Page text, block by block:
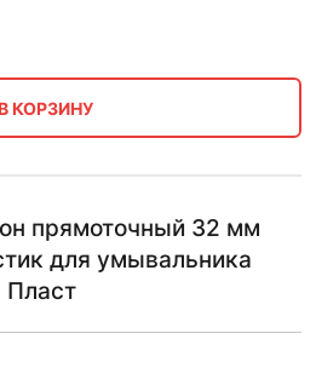
В КОРЗИНУ
прямоточный 32 мм
для умывальника